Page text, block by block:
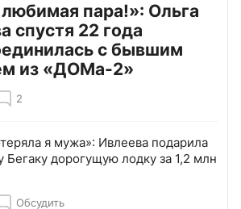
пара!»: Ольга
спустя 22 года
с бывшим
из «ДОМа-2»
2
я мужа»: Ивлеева подарила
Бегаку дорогущую лодку за 1,2 млн
Обсудить